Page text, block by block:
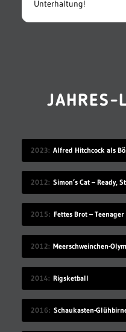
Unterhaltung!
JAHRES-
2023
2012 Simon’s Cat – Ready,
2015 Fettes Brot –
2012 Meerschweinchen-
2014 Rigsketball
2016 Schaukasten-